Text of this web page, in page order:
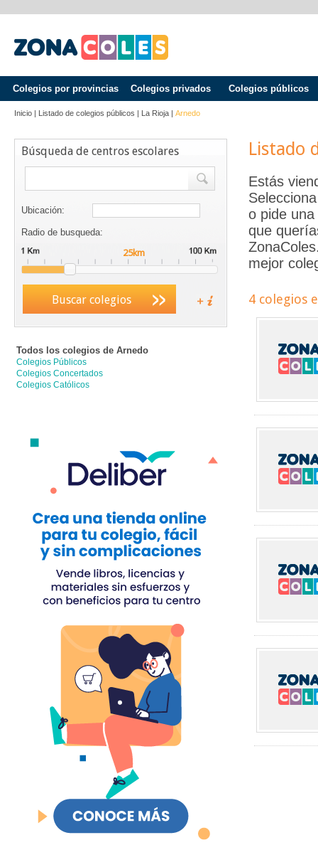
Colegios por provincias Colegios privados Colegios públicos
Inicio | Listado de colegios públicos | La Rioja | Arnedo
Búsqueda de centros escolares
Ubicación:
Radio de busqueda:
Buscar colegios
Todos los colegios de Arnedo
Colegios Públicos
Colegios Concertados
Colegios Católicos
Listado
Estás
o pide
que
mejor
4 colegios